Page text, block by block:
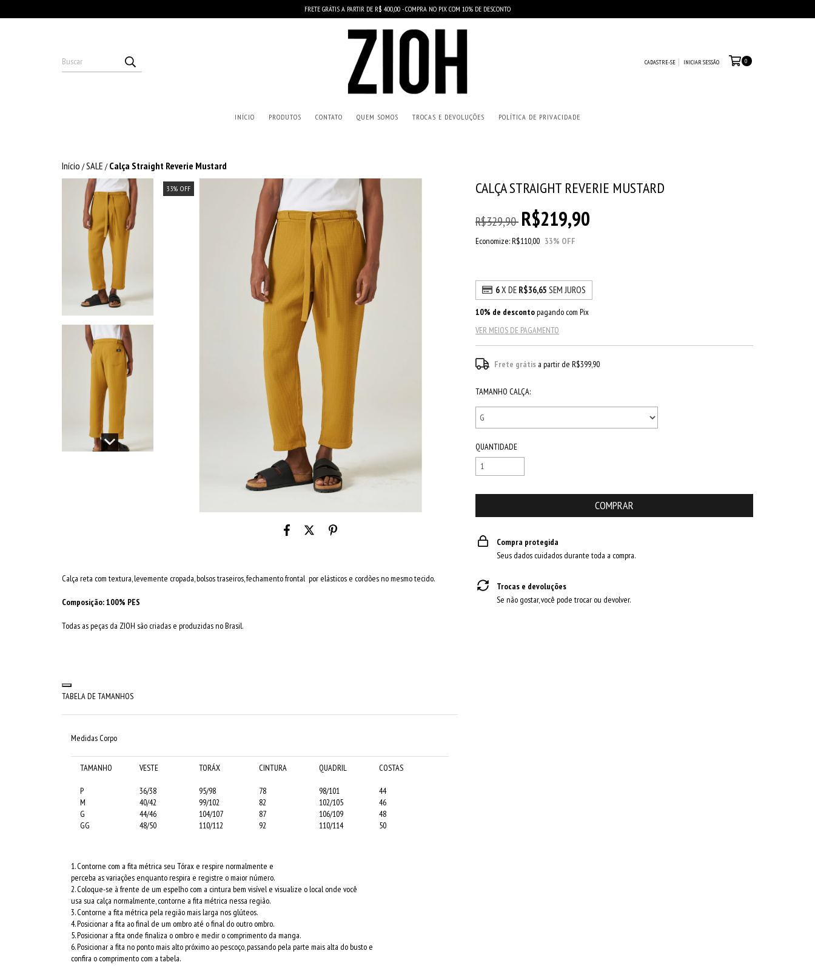
FRETE GRÁTIS A PARTIR DE R$ 400,00 - COMPRA NO PIX COM 10% DE DESCONTO
CADASTRE-SE INICIAR SESSÃO 0
INÍCIO PRODUTOS CONTATO QUEM SOMOS TROCAS E DEVOLUÇÕES POLÍTICA DE PRIVACIDADE
Início /SALE / Calça Straight Reverie Mustard
33%OFF
Calça reta com textura, levemente cropada, bolsos traseiros, fechamento frontal por elásticos e cordões no mesmo tecido.
Composição: 100% PES
Todas as peças da ZIOH são criadas e produzidas no Brasil.
TABELA DE TAMANHOS
Medidas Corpo
TAMANHO VESTE TORÁX CINTURA QUADRIL COSTAS
P 36/38 95/98 78 98/101
44
M
40/42 99/102 82 102/105
46
G
44/46 104/107 87 106/109
48
GG
48/50 110/112 92 110/114 50
1. Contorne com a fita métrica seu Tórax e respire normalmente e
perceba as variações enquanto respira e registre o maior número.
2. Coloque-se à frente de um espelho com a cintura bem visível e visualize o local onde você
usa sua calça normalmente, contorne a fita métrica nessa região.
3. Contorne a fita métrica pela região mais larga nos glúteos.
4. Posicionar a fita ao final de um ombro até o final do outro ombro.
5. Posicionar a fita onde finaliza o ombro e medir o comprimento da manga.
6. Posicionar a fita no ponto mais alto próximo ao pescoço, passando pela parte mais alta do busto e
confira o comprimento com a tabela.
CALÇA STRAIGHT REVERIE MUSTARD
R$329,90 R$219,90
Economize:R$110,00 33% OFF
6X DE R$36,65 SEM JUROS
10% de descontopagando com Pix
VER MEIOS DE PAGAMENTO
Frete grátis a partir deR$399,90
TAMANHO CALÇA:
QUANTIDADE
Compra protegida
Seus dados cuidados durante toda a compra.
Trocas e devoluções
Se não gostar, você pode trocar ou devolver.